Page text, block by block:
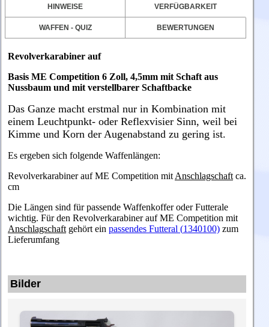
HINWEISE VERFÜGBARKEIT
WAFFEN - QUIZ BEWERTUNGEN
Revolverkarabiner auf
Basis ME Competition 6 Zoll, 4,5mm mit Schaft aus
Nussbaum und mit verstellbarer Schaftbacke
Das Ganze macht erstmal nur in Kombination mit
einem Leuchtpunkt- oder Reflexvisier Sinn, weil bei
Kimme und Korn der Augenabstand zu gering ist.
Es ergeben sich folgende Waffenlängen:
Revolverkarabiner auf ME Competition mit Anschlagschaft ca.
cm
Die Längen sind für passende Waffenkoffer oder Futterale
wichtig. Für den Revolverkarabiner auf ME Competition mit
Anschlagschaft gehört ein passendes Futteral (1340100) zum
Lieferumfang
Bilder